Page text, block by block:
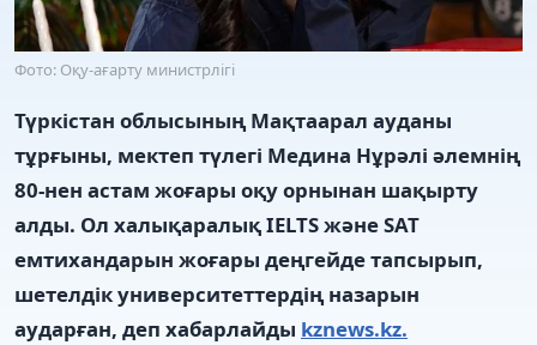
Фото: Оқу-ағарту министрлігі
Түркістан облысының Мақтаарал ауданы
тұрғыны, мектеп түлегі Медина Нұрәлі әлемнің
80-нен астам жоғары оқу орнынан шақырту
алды. Ол халықаралық IELTS және SAT
емтихандарын жоғары деңгейде тапсырып,
шетелдік университеттердің назарын
аударған, деп хабарлайды kznews.kz.